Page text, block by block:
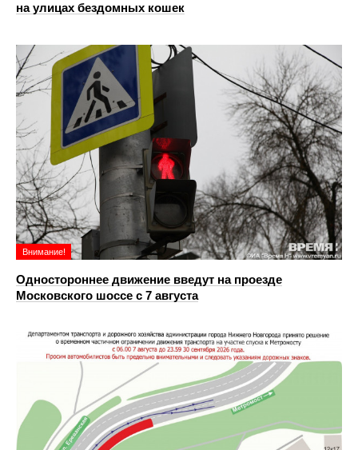
на улицах бездомных кошек
Внимание!
Одностороннее движение введут на проезде
Московского шоссе с 7 августа